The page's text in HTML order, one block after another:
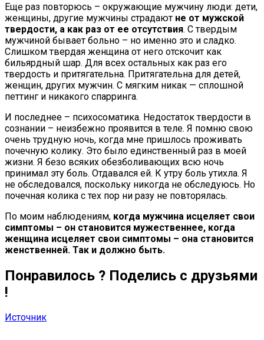
Еще раз повторюсь – окружающие мужчину люди: дети,
женщины, другие мужчины страдают не от мужской
твердости, а как раз от ее отсутствия. С твердым
мужчиной бывает больно – но именно это и сладко.
Слишком твердая женщина от него отскочит как
бильярдный шар. Для всех остальных как раз его
твердость и притягательна. Притягательна для детей,
женщин, других мужчин. С мягким никак — сплошной
петтинг и никакого спарринга.
И последнее – психосоматика. Недостаток твердости в
сознании – неизбежно проявится в теле. Я помню свою
очень трудную ночь, когда мне пришлось проживать
почечную колику. Это было единственный раз в моей
жизни. Я безо всяких обезболивающих всю ночь
принимал эту боль. Отдавался ей. К утру боль утихла. Я
не обследовался, поскольку никогда не обследуюсь. Но
почечная колика с тех пор ни разу не повторялась.
По моим наблюдениям, когда мужчина исцеляет свои
симптомы – он становится мужественнее, когда
женщина исцеляет свои симптомы – она становится
женственней. Так и должно быть.
Понравилось ? Поделись с друзьями
!
Источник